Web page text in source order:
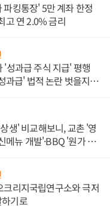
킹통장' 5만 계좌 한정
고 연 2.0% 금리
'성과급 주식 지급' 평행
과급' 법적 논란 벗을지 주
생' 비교해보니, 교촌 '영
메뉴 개발'·BBQ '원가 부
크리지국립연구소와 극저
기로